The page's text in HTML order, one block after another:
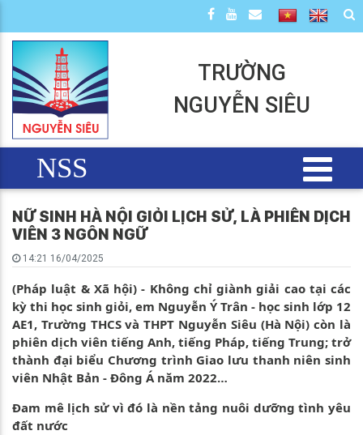
TRƯỜNG
NGUYỄN SIÊU
NSS
NỮ SINH HÀ NỘI GIỎI LỊCH SỬ, LÀ PHIÊN DỊCH
VIÊN 3 NGÔN NGỮ
14:21 16/04/2025
(Pháp luật & Xã hội) - Không chỉ giành giải cao tại các
kỳ thi học sinh giỏi, em Nguyễn Ý Trân - học sinh lớp 12
AE1, Trường THCS và THPT Nguyễn Siêu (Hà Nội) còn là
phiên dịch viên tiếng Anh, tiếng Pháp, tiếng Trung; trở
thành đại biểu Chương trình Giao lưu thanh niên sinh
viên Nhật Bản - Đông Á năm 2022…
Đam mê lịch sử vì đó là nền tảng nuôi dưỡng tình yêu
đất nước